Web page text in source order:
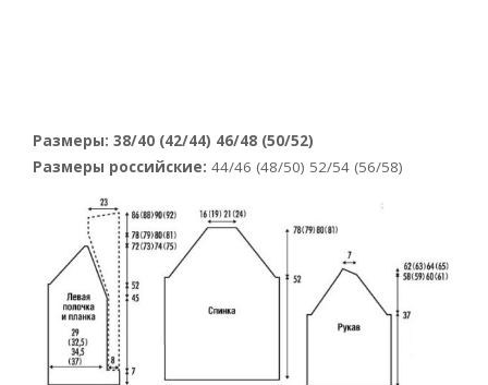
Размеры: 38/40 (42/44) 46/48 (50/52)
Размеры российские: 44/46 (48/50) 52/54 (56/58)